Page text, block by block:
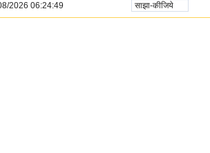
2026 06:24:49 साझा-कीजिये